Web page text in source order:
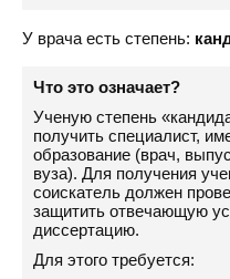
У врача есть степень:
Что это означает?
Ученую степень
получить специалист,
образование (врач,
вуза). Для получения
соискатель должен
защитить отвечающую
диссертацию.
Для этого требуется: